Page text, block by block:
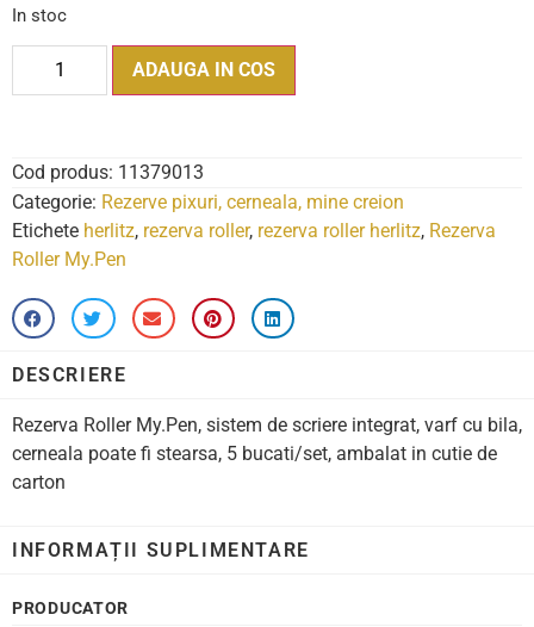
In stoc
ADAUGA IN COS
Cod produs: 11379013
Categorie: Rezerve pixuri, cerneala, mine creion
Etichete herlitz, rezerva roller, rezerva roller herlitz, Rezerva
Roller My.Pen
DESCRIERE
Rezerva Roller My.Pen, sistem de scriere integrat, varf cu bila,
cerneala poate fi stearsa, 5 bucati/set, ambalat in cutie de
carton
INFORMAȚII SUPLIMENTARE
PRODUCATOR